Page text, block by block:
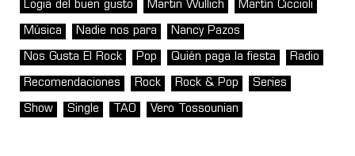
Logia del buen gusto Martin Wullich Martín Ciccioli
Música Nadie nos para Nancy Pazos
Nos Gusta El Rock Pop Quién paga la fiesta Radio
Recomendaciones Rock Rock & Pop Series
Show Single TAO Vero Tossounian